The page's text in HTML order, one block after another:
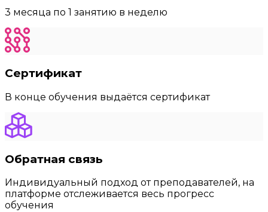
3 месяца по 1 занятию в неделю
Сертификат
В конце обучения выдаётся сертификат
Обратная связь
Индивидуальный подход от преподавателей, на
платформе отслеживается весь прогресс
обучения